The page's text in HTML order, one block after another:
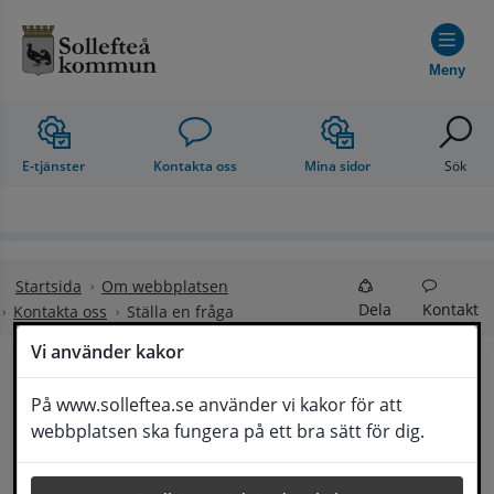
Vi använder kakor
På www.solleftea.se använder vi kakor för att
webbplatsen ska fungera på ett bra sätt för dig.
Meny
E-tjänster Kontakta oss Mina sidor Sök
Startsida
Om webbplatsen
Kontakta oss
Ställa en fråga Dela Kontakt
Ställa en fråga
Om din fråga är omfattande kan det bli aktuellt